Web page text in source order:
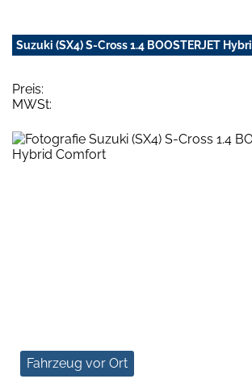
Suzuki (SX4) S-Cross 1.4 BOOSTERJET
Preis:
MWSt:
Fahrzeug vor Ort